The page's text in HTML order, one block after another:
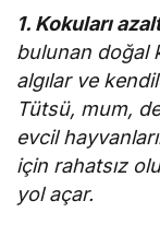
1. Kokuları
bulunan doğal
algılar ve
Tütsü, mum,
evcil
için rahatsız
yol açar.